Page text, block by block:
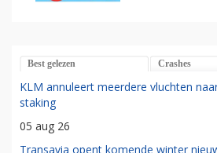
Best gelezen Crashes
KLM annuleert meerdere vluchten
staking
05 aug 26
Transavia opent komende winter